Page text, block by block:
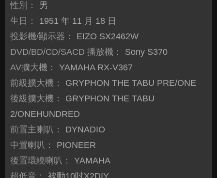
性別：
男
生日：
1951 年 11 月 18 日
投影機/顯示器：
EIZO SX2462W
DVD/BD/CD/SACD 播放機：
Sony S370
AV擴大機：
YAMAHA RX-V367
前級擴大機：
GRYPHON THE TABU PRE/ONE
後級擴大機：
GRYPHON THE TABU
2/ONEHUNDRED
前置主喇叭：
DYNADIO
中置喇叭：
PIONEER
後置環繞喇叭：
YAMAHA